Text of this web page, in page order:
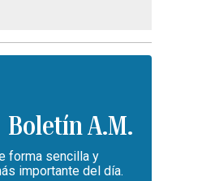
Boletín A.M.
forma sencilla y
importante del día.